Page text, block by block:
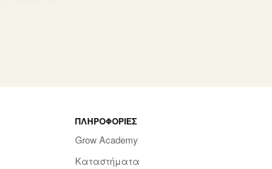
ΠΛΗΡΟΦΟΡΊΕΣ
Grow Academy
Καταστήματα